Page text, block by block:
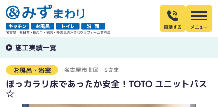
名古屋・春日井・長久手・稲沢・多治見の水まわりリフォーム専門店
電話する
施工実績一覧
お風呂・浴室 名古屋市北区 Sさま
ほっカラリ床であったか安全！TOTO ユニットバス
☆